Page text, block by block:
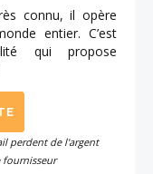
connu, il opère
entier. C’est
qui propose
perdent de l'argent
fournisseur